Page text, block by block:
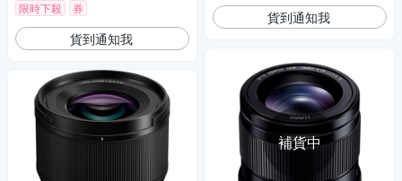
限時下殺
券
貨到通知我
貨到通知我
補貨中